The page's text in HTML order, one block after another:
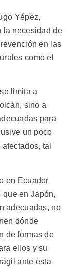
Yépez,
la necesidad de
en las
como el
limita a
sino a
para
un poco
tal
en Ecuador
que en Japón,
adecuadas, no
dónde
de formas de
ellos y su
ante esta